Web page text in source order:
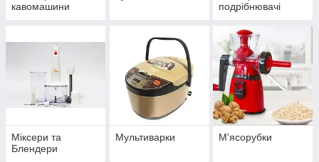
кавомашини
подрібнювачі
Міксери та
Блендери
Мультиварки М'ясорубки